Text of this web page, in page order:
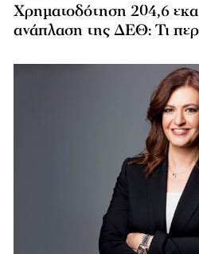
Χρηματοδότηση 204,6
ανάπλαση της ΔΕΘ: Τι